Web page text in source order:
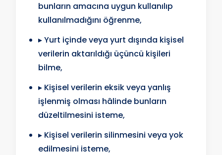
bunların amacına uygun kullanılıp
kullanılmadığını öğrenme,
▸ Yurt içinde veya yurt dışında kişisel
verilerin aktarıldığı üçüncü kişileri
bilme,
▸ Kişisel verilerin eksik veya yanlış
işlenmiş olması hâlinde bunların
düzeltilmesini isteme,
▸ Kişisel verilerin silinmesini veya yok
edilmesini isteme,